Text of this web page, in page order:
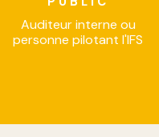
Auditeur interne ou
personne pilotant l'IFS